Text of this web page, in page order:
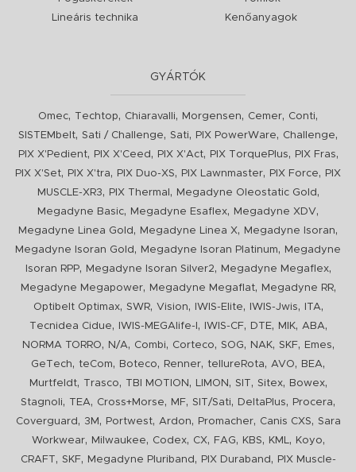
Lineáris technika
Kenőanyagok
GYÁRTÓK
Omec, Techtop, Chiaravalli, Morgensen, Cemer, Conti,
SISTEMbelt, Sati / Challenge, Sati, PIX PowerWare, Challenge,
PIX X'Pedient, PIX X'Ceed , PIX X'Act, PIX TorquePlus, PIX Fras,
PIX X'Set, PIX X'tra, PIX Duo-XS, PIX Lawnmaster, PIX Force,
PIX
MUSCLE-XR3, PIX Thermal , Megadyne Oleostatic Gold ,
Megadyne Basic, Megadyne Esaflex, Megadyne XDV,
Megadyne Linea Gold , Megadyne Linea X, Megadyne Isoran,
Megadyne Isoran Gold , Megadyne Isoran Platinum,
Megadyne
Isoran RPP, Megadyne Isoran Silver2, Megadyne Megaflex,
Megadyne Megapower, Megadyne Megaflat, Megadyne RR,
Optibelt Optimax, SWR, Vision, IWIS-Elite, IWIS-Jwis, ITA,
Tecnidea Cidue, IWIS-MEGAlife-I , IWIS-CF, DTE, MIK, ABA,
NORMA TORRO, N/A, Combi, Corteco, SOG, NAK, SKF, Emes,
GeTech, teCom, Boteco, Renner, tellureRota, AVO, BEA,
Murtfeldt, Trasco, TBI MOTION , LIMON , SIT, Sitex, Bowex,
Stagnoli, TEA, Cross+Morse, MF, SIT/Sati, DeltaPlus, Procera,
Coverguard , 3M , Portwest, Ardon, Promacher, Canis CXS, Sara
Workwear, Milwaukee, Codex, CX, FAG, KBS, KML, Koyo,
CRAFT, SKF, Megadyne Pluriband , PIX Duraband , PIX Muscle-